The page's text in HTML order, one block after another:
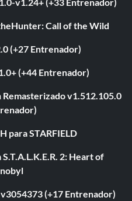
Call of the Wild
(+27 Entrenador)
(+44 Entrenador)
v1.512.105.0
para STARFIELD
2: Heart of
(+17 Entrenador)